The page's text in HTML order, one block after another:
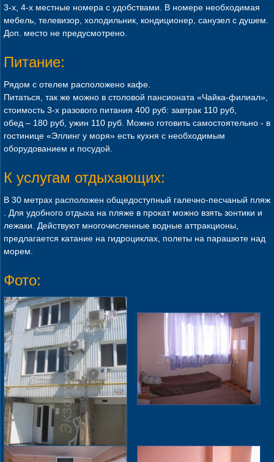
3-х, 4-х местные номера с удобствами. В номере необходимая
мебель, телевизор, холодильник, кондиционер, санузел с душем.
Доп. место не предусмотрено.
Питание:
Рядом с отелем расположено кафе.
Питаться, так же можно в столовой пансионата «Чайка-филиал»,
стоимость 3-х разового питания 400 руб: завтрак 110 руб,
обед – 180 руб, ужин 110 руб. Можно готовить самостоятельно - в
гостинице «Эллинг у моря» есть кухня с необходимым
оборудованием и посудой.
К услугам отдыхающих:
В 30 метрах расположен общедоступный галечно-песчаный пляж
. Для удобного отдыха на пляже в прокат можно взять зонтики и
лежаки. Действуют многочисленные водные аттракционы,
предлагается катание на гидроциклах, полеты на парашюте над
морем.
Фото: